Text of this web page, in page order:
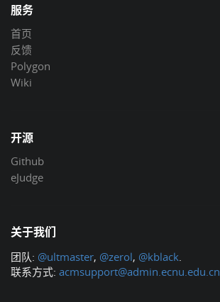
服务
首页
反馈
Polygon
Wiki
开源
Github
eJudge
关于我们
团队: @ultmaster, @zerol, @kblack.
联系方式: acmsupport@admin.ecnu.edu.cn